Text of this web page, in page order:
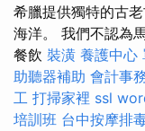
希臘提供獨特的古
海洋。 我們不認為
餐飲 裝潢 養護中心
助聽器補助 會計事
工 打掃家裡 ssl
培訓班 台中按摩排